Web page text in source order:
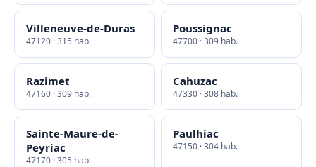
Villeneuve-de-Duras
47120 · 315 hab.
Poussignac
47700 · 309 hab.
Razimet
47160 · 309 hab.
Cahuzac
47330 · 308 hab.
Sainte-Maure-de-
Peyriac
47170 · 305 hab.
Paulhiac
47150 · 304 hab.